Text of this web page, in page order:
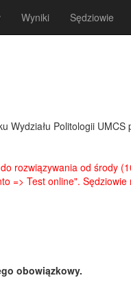
Wyniki Sędziowie
Wydziału Politologii UMCS
rozwiązywania od środy
=> Test online".
obowiązkowy.